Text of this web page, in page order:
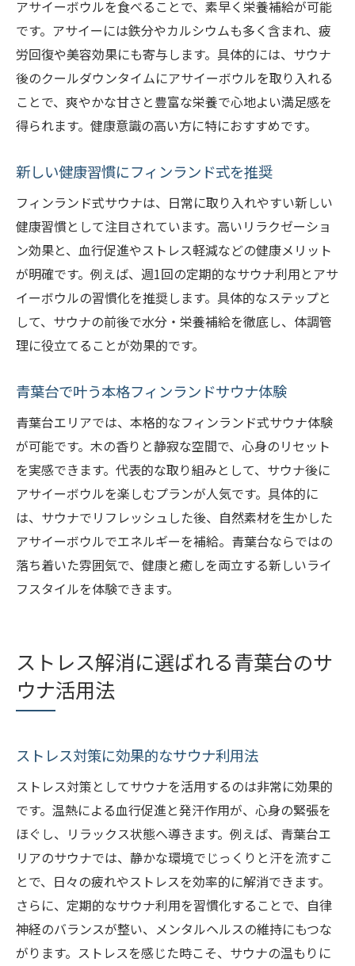
アサイーボウルを食べることで、素早く栄養補給が可能
です。アサイーには鉄分やカルシウムも多く含まれ、疲
労回復や美容効果にも寄与します。具体的には、サウナ
後のクールダウンタイムにアサイーボウルを取り入れる
ことで、爽やかな甘さと豊富な栄養で心地よい満足感を
得られます。健康意識の高い方に特におすすめです。
新しい健康習慣にフィンランド式を推奨
フィンランド式サウナは、日常に取り入れやすい新しい
健康習慣として注目されています。高いリラクゼーショ
ン効果と、血行促進やストレス軽減などの健康メリット
が明確です。例えば、週1回の定期的なサウナ利用とアサ
イーボウルの習慣化を推奨します。具体的なステップと
して、サウナの前後で水分・栄養補給を徹底し、体調管
理に役立てることが効果的です。
青葉台で叶う本格フィンランドサウナ体験
青葉台エリアでは、本格的なフィンランド式サウナ体験
が可能です。木の香りと静寂な空間で、心身のリセット
を実感できます。代表的な取り組みとして、サウナ後に
アサイーボウルを楽しむプランが人気です。具体的に
は、サウナでリフレッシュした後、自然素材を生かした
アサイーボウルでエネルギーを補給。青葉台ならではの
落ち着いた雰囲気で、健康と癒しを両立する新しいライ
フスタイルを体験できます。
ストレス解消に選ばれる青葉台のサ
ウナ活用法
ストレス対策に効果的なサウナ利用法
ストレス対策としてサウナを活用するのは非常に効果的
です。温熱による血行促進と発汗作用が、心身の緊張を
ほぐし、リラックス状態へ導きます。例えば、青葉台エ
リアのサウナでは、静かな環境でじっくりと汗を流すこ
とで、日々の疲れやストレスを効率的に解消できます。
さらに、定期的なサウナ利用を習慣化することで、自律
神経のバランスが整い、メンタルヘルスの維持にもつな
がります。ストレスを感じた時こそ、サウナの温もりに